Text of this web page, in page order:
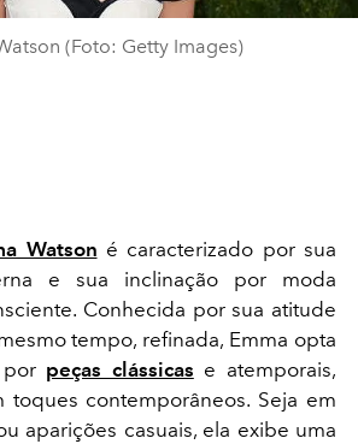
(Foto: Getty Images)
Watson é caracterizado por sua
e sua inclinação por moda
Conhecida por sua atitude
tempo, refinada, Emma opta
peças clássicas e atemporais,
toques contemporâneos. Seja em
aparições casuais, ela exibe uma